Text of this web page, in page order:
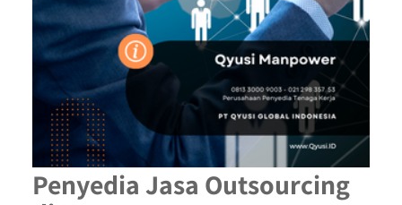
Penyedia Jasa Outsourcing